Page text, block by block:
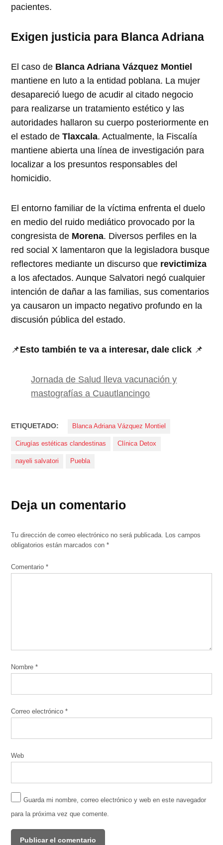
pacientes.
Exigen justicia para Blanca Adriana
El caso de Blanca Adriana Vázquez Montiel
mantiene en luto a la entidad poblana. La mujer
desapareció luego de acudir al citado negocio
para realizarse un tratamiento estético y las
autoridades hallaron su cuerpo posteriormente en
el estado deTlaxcala. Actualmente, la Fiscalía
mantiene abierta una línea de investigación para
localizar a los presuntos responsables del
homicidio.
El entorno familiar de la víctima enfrenta el duelo
en medio del ruido mediático provocado por la
congresista de Morena. Diversos perfiles en la
red social X lamentaron que la legisladora busque
reflectores mediante un discurso que revictimiza
a los afectados. Aunque Salvatori negó cualquier
intención de dañar a las familias, sus comentarios
ya causaron un impacto negativo profundo en la
discusión pública del estado.
📌Esto también te va a interesar, dale click 📌
Jornada de Salud lleva vacunación y
mastografías a Cuautlancingo
ETIQUETADO: Blanca Adriana Vázquez Montiel
Cirugías estéticas clandestinas Clínica Detox
nayeli salvatori Puebla
Deja un comentario
Tu dirección de correo electrónico no será publicada. Los campos
obligatorios están marcados con*
Comentario*
Nombre*
Correo electrónico*
Web
Guarda mi nombre, correo electrónico y web en este navegador
para la próxima vez que comente.